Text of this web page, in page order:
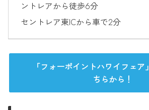
ントレアから徒歩6分
セントレア東ICから車で2分
「フォーポイントハワイフェア
ちらから！